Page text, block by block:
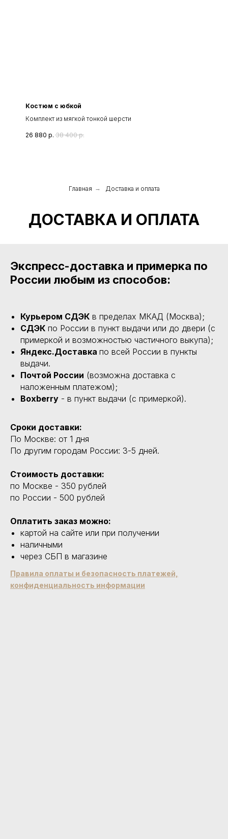
Костюм с юбкой
Комплект из мягкой тонкой шерсти
26 880 р. 38 400 р.
Главная → Доставка и оплата
ДОСТАВКА И ОПЛАТА
Экспресс-доставка и примерка по
России любым из способов:
Курьером СДЭК в пределах МКАД (Москва);
СДЭК по России в пункт выдачи или до двери (с
примеркой и возможностью частичного выкупа);
Яндекс.Доставка по всей России в пункты
выдачи.
Почтой России (возможна доставка с
наложенным платежом);
Boxberry - в пункт выдачи (с примеркой).
Сроки доставки:
По Москве: от 1 дня
По другим городам России: 3-5 дней.
Стоимость доставки:
по Москве - 350 рублей
по России - 500 рублей
Оплатить заказ можно:
картой на сайте или при получении
наличными
через СБП в магазине
Правила оплаты и безопасность платежей,
конфиденциальность информации